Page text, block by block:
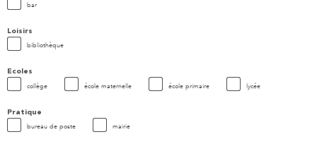
bar
Loisirs
bibliothèque
Ecoles
collège école maternelle école primaire lycée
Pratique
bureau de poste mairie